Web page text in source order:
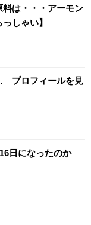
は・・・アーモン
しゃい】
プロフィールを見
日になったのか